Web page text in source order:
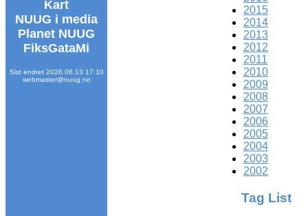
Kart
NUUG i media
Planet NUUG
FiksGataMi
Sist endret 2026.06.13 17:10
webmaster@nuug.no
2015
2014
2013
2012
2011
2010
2009
2008
2007
2006
2005
2004
2003
2002
Tag List